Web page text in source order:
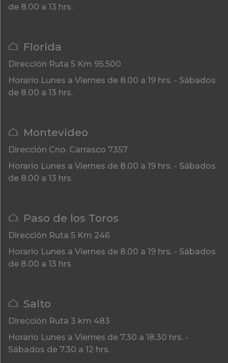
de 8.00 a 13 hrs.
Florida
Dirección Ruta 5 Km 95.500
Horario Lunes a Viernes de 8.00 a 19 hrs. - Sábados
de 8.00 a 13 hrs.
Montevideo
Dirección Cno. Carrasco 7357
Horario Lunes a Viernes de 8.00 a 19 hrs. - Sábados
de 8.00 a 13 hrs.
Paso de los Toros
Dirección Ruta 5 Km 246
Horario Lunes a Viernes de 8.00 a 19 hrs. - Sábados
de 8.00 a 13 hrs.
Salto
Dirección Ruta 3 km 483
Horario Lunes a Viernes de 7.30 a 18.30 hrs. -
Sábados de 7.30 a 12 hrs.